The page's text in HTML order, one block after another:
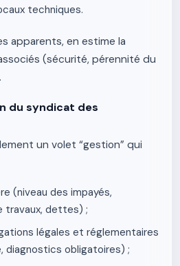
techniques.
apparents, en estime la
(sécurité, pérennité du
du syndicat des
un volet “gestion” qui
(niveau des impayés,
travaux, dettes) ;
légales et réglementaires
diagnostics obligatoires) ;